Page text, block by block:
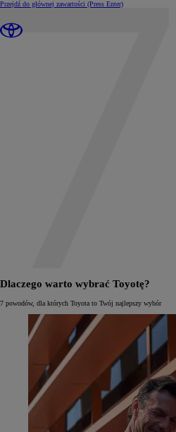
Przejdź do głównej zawartości (Press Enter)
Dlaczego warto wybrać Toyotę?
7 powodów, dla których Toyota to Twój najlepszy wybór